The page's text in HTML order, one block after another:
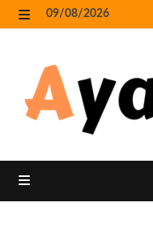
Skip
to
09/08/2026